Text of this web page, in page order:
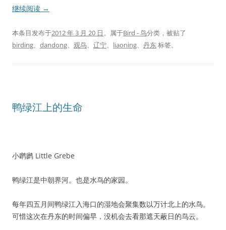
继续阅读 →
本条目发布于2012 年 3 月 20 日。属于Bird - 鸟分类，被贴了
birding、 dandong、 观鸟、 辽宁、 liaoning、 丹东标签。
鸭绿江上的生命
小䴙䴘 Little Grebe
鸭绿江是中朝界河。也是水鸟的家园。
每年四五月间鸭绿江入海口的湿地会聚集数以万计北上的水鸟。
可惜这次在丹东的时间偏早，没机会去看那遮天蔽日的鸟云。